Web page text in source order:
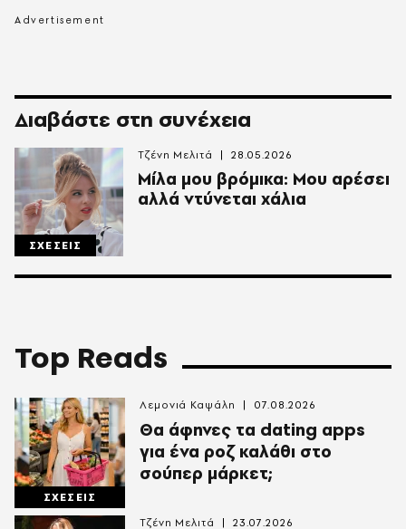
Διαβάστε στη συνέχεια
ΣΧΕΣΕΙΣ
Μίλα μου βρόμικα: Μου αρέσει
αλλά ντύνεται χάλια
Τζένη Μελιτά 28.05.2026
Top Reads
ΣΧΕΣΕΙΣ
Θα άφηνες τα dating apps
για ένα ροζ καλάθι στο
σούπερ μάρκετ;
Λεμονιά Καψάλη 07.08.2026
Τζένη Μελιτά 23.07.2026